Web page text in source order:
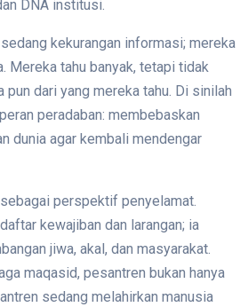
DNA institusi.
kekurangan informasi; mereka
Mereka tahu banyak, tetapi tidak
pun dari yang mereka tahu. Di sinilah
peradaban: membebaskan
dunia agar kembali mendengar
perspektif penyelamat.
kewajiban dan larangan; ia
jiwa, akal, dan masyarakat.
maqasid, pesantren bukan hanya
sedang melahirkan manusia